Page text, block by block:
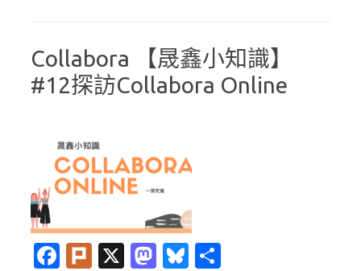
Collabora 【晟鑫小知識】
#12探訪Collabora Online
Fa
Pl
X
M
Bl